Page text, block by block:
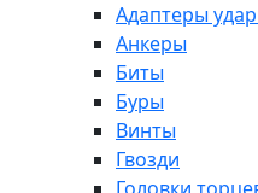
Адаптеры
Анкеры
Биты
Буры
Винты
Гвозди